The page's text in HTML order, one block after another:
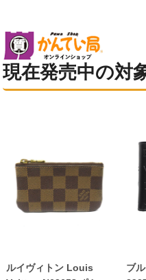
現在発売中の対
ルイヴィトン Louis
ブ